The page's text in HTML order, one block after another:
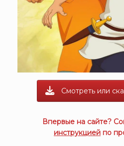
Смотреть или
Впервые на сайте?
инструкцией по